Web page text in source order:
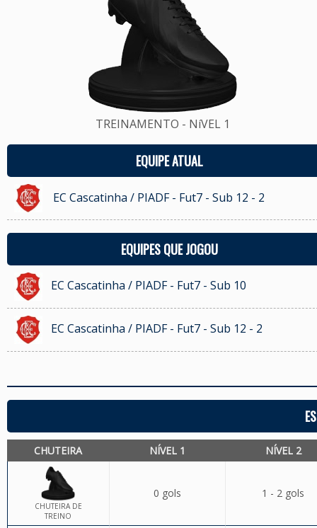
TREINAMENTO - NíVEL 1
EQUIPE ATUAL
EC Cascatinha / PIADF - Fut7 - Sub 12 - 2
EQUIPES QUE JOGOU
EC Cascatinha / PIADF - Fut7 - Sub 10
EC Cascatinha / PIADF - Fut7 - Sub 12 - 2
CHUTEIRA NÍVEL 1 NÍVEL 2
CHUTEIRA DE
TREINO
0 gols 1 - 2 gols